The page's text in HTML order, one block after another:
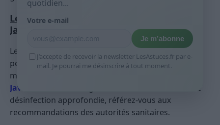
Le vinaigre blanc peut-il remplacer l’eau de
Javel pour désinfecter ?
Le vinaigre blanc a des propriétés désinfectantes et
peut être utilisé pour nettoyer et désodoriser la
maison, mais il n’est pas aussi puissant que
Javel
contre certains germes et bactéries. Pour une
désinfection approfondie, référez-vous aux
recommandations des autorités sanitaires.
quotidien...
Votre e-mail
Je m’abonne
J’accepte de recevoir la newsletter LesAstuces.fr par e-
mail. Je pourrai me désinscrire à tout moment.